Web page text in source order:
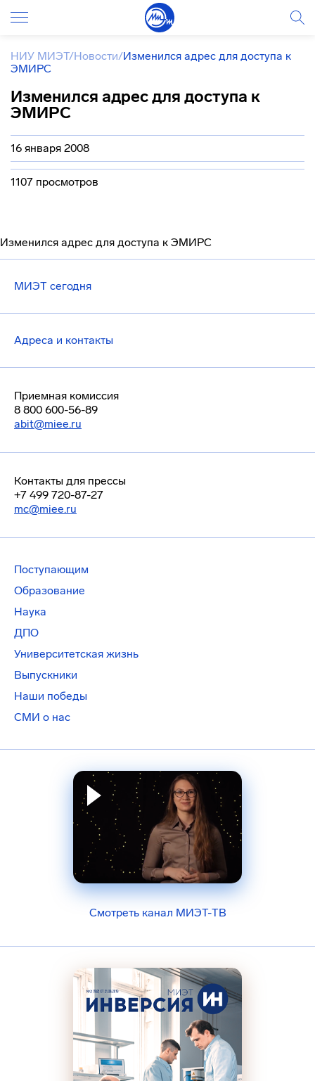
НИУ МИЭТ/Новости/Изменился адрес для доступа к
ЭМИРС
Изменился адрес для доступа к
ЭМИРС
16 января 2008
1107 просмотров
Изменился адрес для доступа к ЭМИРС
МИЭТ сегодня
Адреса и контакты
Приемная комиссия
8 800 600-56-89
abit@miee.ru
Контакты для прессы
+7 499 720-87-27
mc@miee.ru
Поступающим
Образование
Наука
ДПО
Университетская жизнь
Выпускники
Наши победы
СМИ о нас
Смотреть канал МИЭТ-ТВ